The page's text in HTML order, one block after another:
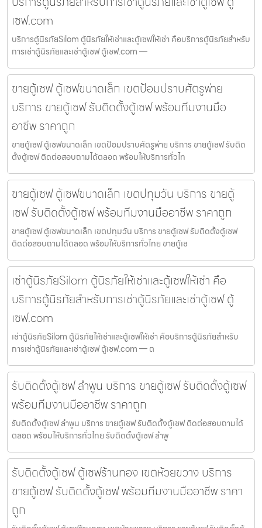
เซฟ.com
บริการตู้นิรภัยSilom ตู้นิรภัยให้เช่าและตู้เซฟให้เช่า คือบริการตู้นิรภัยสำหรับ
การเช่าตู้นิรภัยและเช่าตู้เซฟ ตู้เซฟ.com —
ขายตู้เซฟ ตู้เซฟขนาดเล็ก เขตป้อมปราบศัตรูพ่าย
บริการ ขายตู้เซฟ รับติดตั้งตู้เซฟ พร้อมทีมงานมือ
อาชีพ ราคาถูก
ขายตู้เซฟ ตู้เซฟขนาดเล็ก เขตป้อมปราบศัตรูพ่าย บริการ ขายตู้เซฟ รับติด
ตั้งตู้เซฟ ติดต่อสอบถามได้ตลอด พร้อมให้บริการทั่วไท
ขายตู้เซฟ ตู้เซฟขนาดเล็ก เขตปทุมวัน บริการ ขายตู้
เซฟ รับติดตั้งตู้เซฟ พร้อมทีมงานมืออาชีพ ราคาถูก
ขายตู้เซฟ ตู้เซฟขนาดเล็ก เขตปทุมวัน บริการ ขายตู้เซฟ รับติดตั้งตู้เซฟ
ติดต่อสอบถามได้ตลอด พร้อมให้บริการทั่วไทย ขายตู้เซ
เช่าตู้นิรภัยSilom ตู้นิรภัยให้เช่าและตู้เซฟให้เช่า คือ
บริการตู้นิรภัยสำหรับการเช่าตู้นิรภัยและเช่าตู้เซฟ ตู้
เซฟ.com
เช่าตู้นิรภัยSilom ตู้นิรภัยให้เช่าและตู้เซฟให้เช่า คือบริการตู้นิรภัยสำหรับ
การเช่าตู้นิรภัยและเช่าตู้เซฟ ตู้เซฟ.com — ต
รับติดตั้งตู้เซฟ ลำพูน บริการ ขายตู้เซฟ รับติดตั้งตู้เซฟ
พร้อมทีมงานมืออาชีพ ราคาถูก
รับติดตั้งตู้เซฟ ลำพูน บริการ ขายตู้เซฟ รับติดตั้งตู้เซฟ ติดต่อสอบถามได้
ตลอด พร้อมให้บริการทั่วไทย รับติดตั้งตู้เซฟ ลำพู
รับติดตั้งตู้เซฟ ตู้เซฟร้านทอง เขตห้วยขวาง บริการ
ขายตู้เซฟ รับติดตั้งตู้เซฟ พร้อมทีมงานมืออาชีพ ราคา
ถูก